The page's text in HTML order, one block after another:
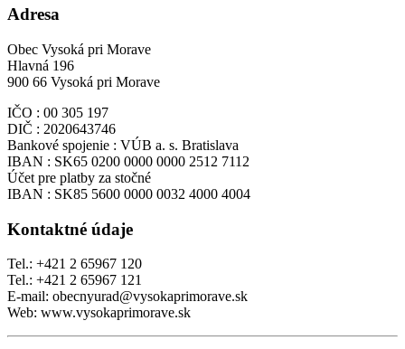
Adresa
Obec Vysoká pri Morave
Hlavná 196
900 66 Vysoká pri Morave
IČO : 00 305 197
DIČ : 2020643746
Bankové spojenie : VÚB a. s. Bratislava
IBAN : SK65 0200 0000 0000 2512 7112
Účet pre platby za stočné
IBAN : SK85 5600 0000 0032 4000 4004
Kontaktné údaje
Tel.: +421 2 65967 120
Tel.: +421 2 65967 121
E-mail: obecnyurad@vysokaprimorave.sk
Web: www.vysokaprimorave.sk